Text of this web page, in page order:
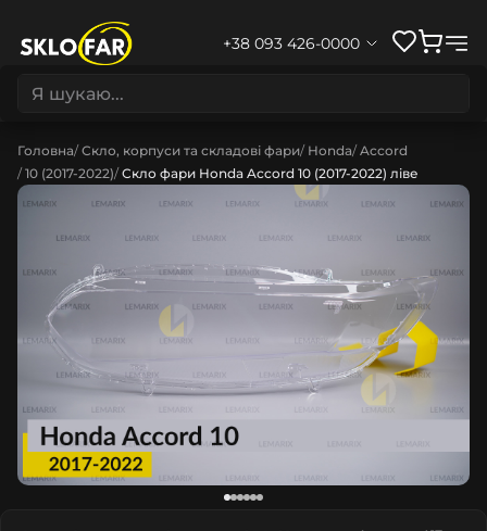
+38 093 426-0000
Головна Скло, корпуси та складові фари Honda Accord
10 (2017-2022) Скло фари Honda Accord 10 (2017-2022) ліве